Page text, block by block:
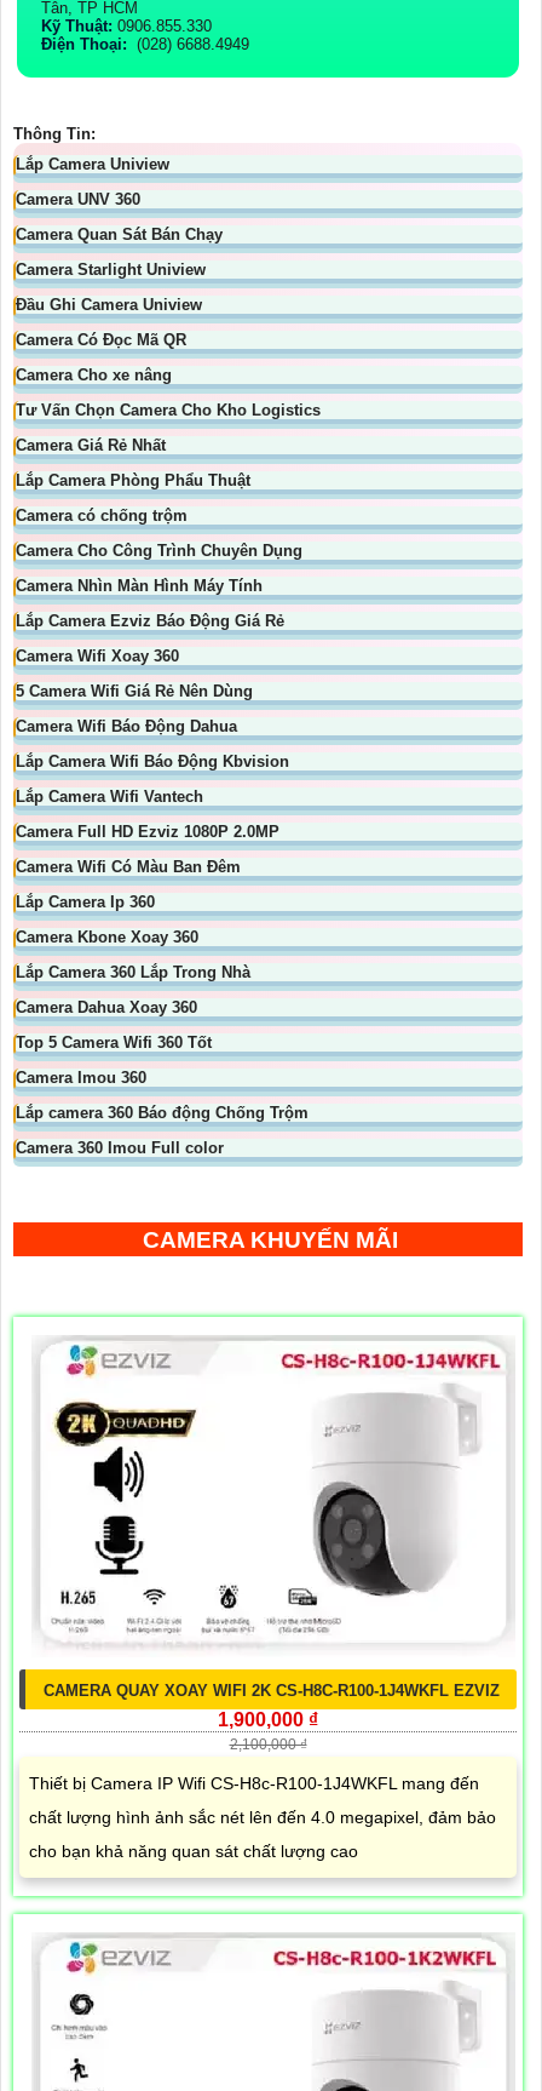
Tân, TP HCM
Kỹ Thuật: 0906.855.330
Điện Thoại: (028) 6688.4949
Thông Tin:
Lắp Camera Uniview
Camera UNV 360
Camera Quan Sát Bán Chạy
Camera Starlight Uniview
Đầu Ghi Camera Uniview
Camera Có Đọc Mã QR
Camera Cho xe nâng
Tư Vấn Chọn Camera Cho Kho Logistics
Camera Giá Rẻ Nhất
Lắp Camera Phòng Phẩu Thuật
Camera có chống trộm
Camera Cho Công Trình Chuyên Dụng
Camera Nhìn Màn Hình Máy Tính
Lắp Camera Ezviz Báo Động Giá Rẻ
Camera Wifi Xoay 360
5 Camera Wifi Giá Rẻ Nên Dùng
Camera Wifi Báo Động Dahua
Lắp Camera Wifi Báo Động Kbvision
Lắp Camera Wifi Vantech
Camera Full HD Ezviz 1080P 2.0MP
Camera Wifi Có Màu Ban Đêm
Lắp Camera Ip 360
Camera Kbone Xoay 360
Lắp Camera 360 Lắp Trong Nhà
Camera Dahua Xoay 360
Top 5 Camera Wifi 360 Tốt
Camera Imou 360
Lắp camera 360 Báo động Chống Trộm
Camera 360 Imou Full color
CAMERA KHUYẾN MÃI
CAMERA QUAY XOAY WIFI 2K CS-H8C-R100-1J4WKFL EZVIZ
1,900,000 ₫
2,100,000 ₫
Thiết bị Camera IP Wifi CS-H8c-R100-1J4WKFL mang đến
chất lượng hình ảnh sắc nét lên đến 4.0 megapixel, đảm bảo
cho bạn khả năng quan sát chất lượng cao